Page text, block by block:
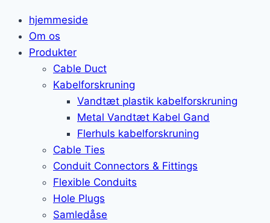
hjemmeside
Om os
Produkter
Cable Duct
Kabelforskruning
Vandtæt plastik kabelforskruning
Metal Vandtæt Kabel Gand
Flerhuls kabelforskruning
Cable Ties
Conduit Connectors & Fittings
Flexible Conduits
Hole Plugs
Samledåse